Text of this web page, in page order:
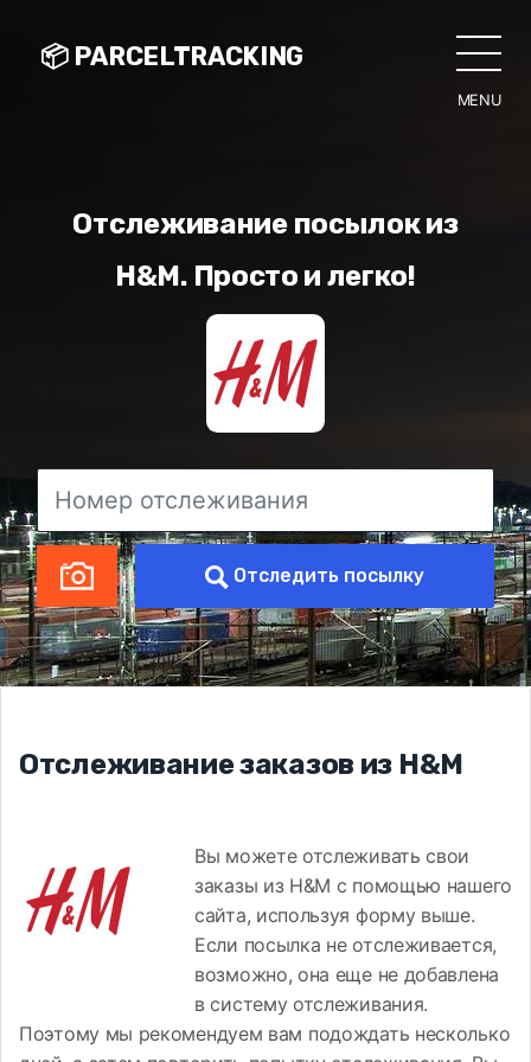
MENU
📦 PARCELTRACKING
Отслеживание посылок из
H&M. Просто и легко!
Отследить посылку
Отслеживание заказов из H&M
Вы можете отслеживать свои
заказы из H&M с помощью нашего
сайта, используя форму выше.
Если посылка не отслеживается,
возможно, она еще не добавлена ​​
в систему отслеживания.
Поэтому мы рекомендуем вам подождать несколько